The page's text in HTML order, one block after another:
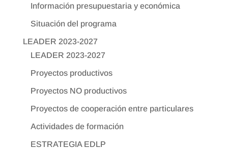
Información presupuestaria y económica
Situación del programa
LEADER 2023-2027
LEADER 2023-2027
Proyectos productivos
Proyectos NO productivos
Proyectos de cooperación entre particulares
Actividades de formación
ESTRATEGIA EDLP